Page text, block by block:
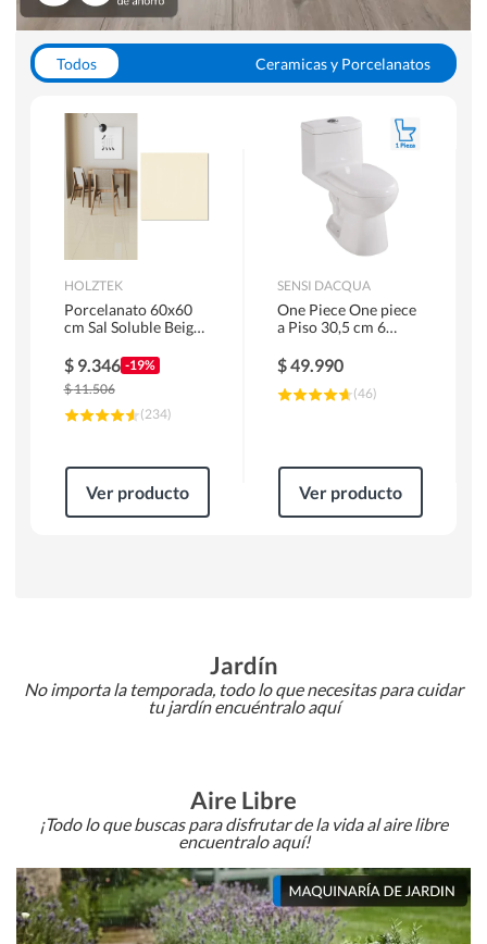
Todos
Ceramicas y Porcelanatos
WC y Sanitarios
Pisos Flotantes y Laminados
Pinturas
HOLZTEK
Porcelanato 60x60
cm Sal Soluble Beige
$ 9.346 -19%
$11.506
(234)
Ver producto
SENSI DACQUA
One Piece One piece
a Piso 30,5 cm 6
$49.990
(46)
Ver producto
Jardín
No importa la temporada, todo lo que necesitas para cuidar
tu jardín encuéntralo aquí
Aire Libre
¡Todo lo que buscas para disfrutar de la vida al aire libre
encuentralo aquí!